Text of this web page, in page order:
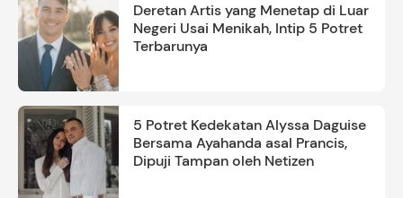
Deretan Artis yang Menetap di Luar
Negeri Usai Menikah, Intip 5 Potret
Terbarunya
5 Potret Kedekatan Alyssa Daguise
Bersama Ayahanda asal Prancis,
Dipuji Tampan oleh Netizen